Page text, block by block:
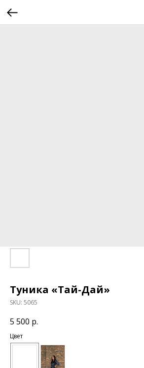
Туника «Тай-Дай»
SKU: 5065
5 500 р.
Цвет